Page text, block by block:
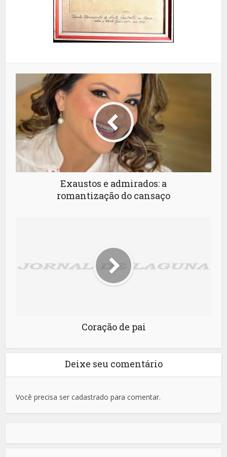
Exaustos e admirados: a
romantização do cansaço
Coração de pai
Deixe seu comentário
Você precisa ser cadastrado para comentar.